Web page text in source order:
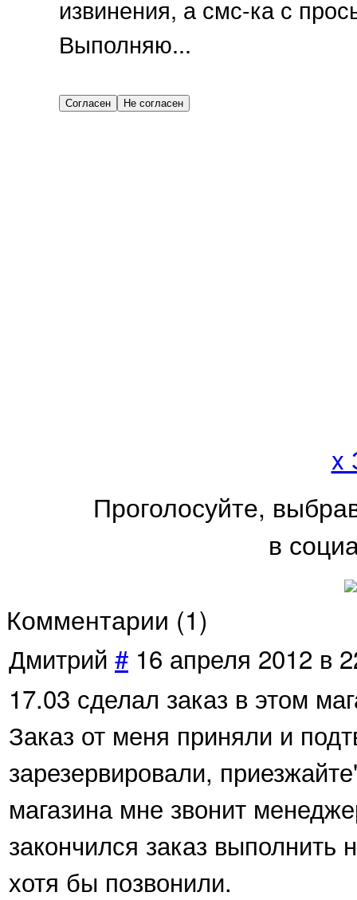
извинения, а смс-ка с
Выполняю...
x
Проголосуйте,
в
Комментарии (1)
Дмитрий # 16 апреля 2012 в
17.03 сделал заказ в этом
Заказ от меня приняли и
зарезервировали,
магазина мне звонит
закончился заказ
хотя бы позвонили.